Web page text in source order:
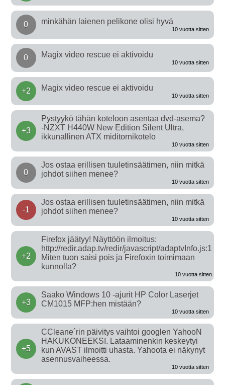
0 minkähän laienen pelikone olisi hyvä
10 vuotta sitten
0 Magix video rescue ei aktivoidu
10 vuotta sitten
+2 Magix video rescue ei aktivoidu
10 vuotta sitten
+3
Pystyykö tähän koteloon asentaa dvd-asema?
-NZXT H440W New Edition Silent Ultra,
ikkunallinen ATX miditornikotelo
10 vuotta sitten
0
Jos ostaa erillisen tuuletinsäätimen, niin mitkä
johdot siihen menee?
10 vuotta sitten
-1
Jos ostaa erillisen tuuletinsäätimen, niin mitkä
johdot siihen menee?
10 vuotta sitten
+2
Firefox jäätyy! Näyttöön ilmoitus:
http://redir.adap.tv/redir/javascript/adaptvInfo.js:1
Miten tuon saisi pois ja Firefoxin toimimaan
kunnolla?
10 vuotta sitten
+3
Saako Windows 10 -ajurit HP Color Laserjet
CM1015 MFP:hen mistään?
10 vuotta sitten
+5
CCleane´rin päivitys vaihtoi googlen YahooN
HAKUKONEEKSI. Lataaminenkin keskeytyi
kun AVAST ilmoitti uhasta. Yahoota ei näkynyt
asennusvaiheessa.
10 vuotta sitten